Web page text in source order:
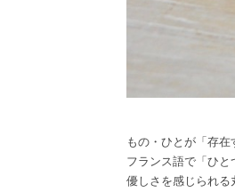
もの・ひとが「存在
フランス語で「ひと
優しさを感じられる